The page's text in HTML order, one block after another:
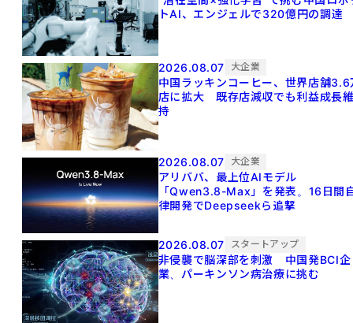
トAI、エンジェルで320億円の調達
2026.08.07 大企業
中国ラッキンコーヒー、世界店舗3.6
店に拡大 既存店減収でも利益成長
持
2026.08.07 大企業
アリババ、最上位AIモデル
「Qwen3.8-Max」を発表。16日間
律開発でDeepseekら追撃
2026.08.07 スタートアップ
非侵襲で脳深部を刺激 中国発BCI企
業、パーキンソン病治療に挑む